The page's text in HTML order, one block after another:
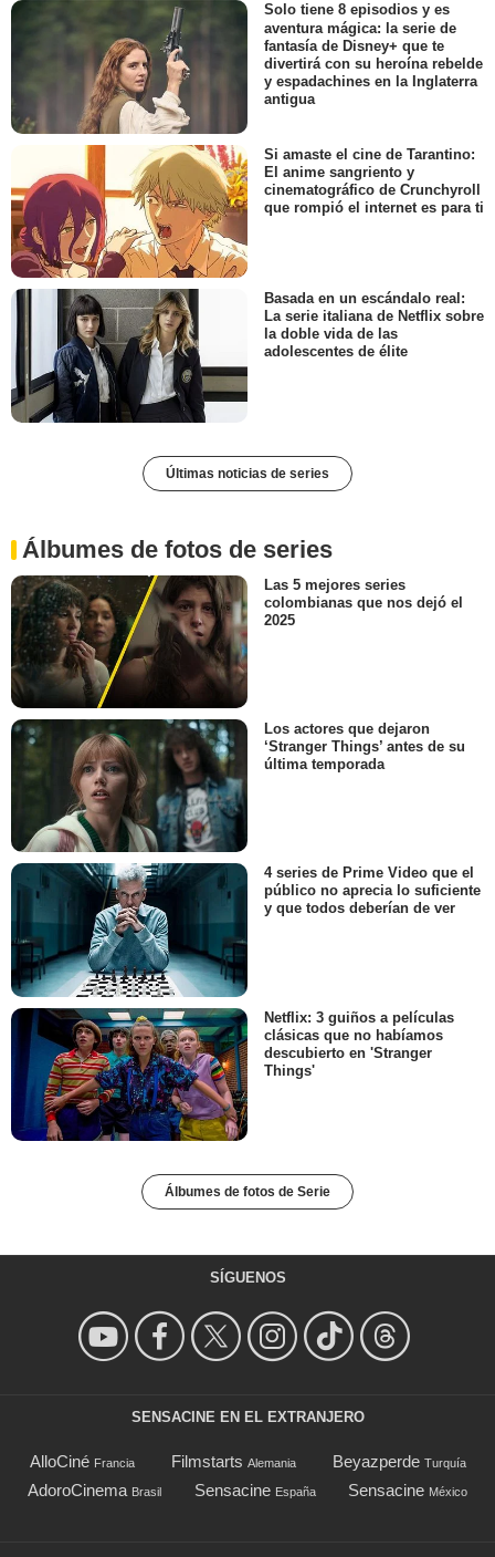
Solo tiene 8 episodios y es
aventura mágica: la serie de
fantasía de Disney+ que te
divertirá con su heroína rebelde
y espadachines en la Inglaterra
antigua
Si amaste el cine de Tarantino:
El anime sangriento y
cinematográfico de Crunchyroll
que rompió el internet es para ti
Basada en un escándalo real:
La serie italiana de Netflix sobre
la doble vida de las
adolescentes de élite
Últimas noticias de series
Álbumes de fotos de series
Las 5 mejores series
colombianas que nos dejó el
2025
Los actores que dejaron
‘Stranger Things’ antes de su
última temporada
4 series de Prime Video que el
público no aprecia lo suficiente
y que todos deberían de ver
Netflix: 3 guiños a películas
clásicas que no habíamos
descubierto en 'Stranger
Things'
Álbumes de fotos de Serie
SÍGUENOS
SENSACINE EN EL EXTRANJERO
AlloCiné Francia Filmstarts Alemania Beyazperde Turquía
AdoroCinema Brasil Sensacine España Sensacine México